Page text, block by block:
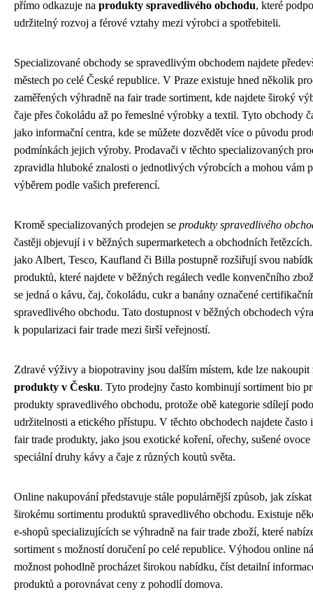
přímo odkazuje na produkty spravedlivého obchodu, které
udržitelný rozvoj a férové vztahy mezi výrobci a spotřebiteli.
Specializované obchody se spravedlivým obchodem najdete
městech po celé České republice. V Praze existuje hned několik
zaměřených výhradně na fair trade sortiment, kde najdete široký
čaje přes čokoládu až po řemeslné výrobky a textil. Tyto obchody
jako informační centra, kde se můžete dozvědět více o původu
podmínkách jejich výroby. Prodavači v těchto specializovaných
zpravidla hluboké znalosti o jednotlivých výrobcích a mohou vám
výběrem podle vašich preferencí.
Kromě specializovaných prodejen se produkty spravedlivého
častěji objevují i v běžných supermarketech a obchodních
jako Albert, Tesco, Kaufland či Billa postupně rozšiřují svou
produktů, které najdete v běžných regálech vedle konvenčního
se jedná o kávu, čaj, čokoládu, cukr a banány označené
spravedlivého obchodu. Tato dostupnost v běžných obchodech
k popularizaci fair trade mezi širší veřejností.
Zdravé výživy a biopotraviny jsou dalším místem, kde lze nakoupit
produkty v Česku. Tyto prodejny často kombinují sortiment bio
produkty spravedlivého obchodu, protože obě kategorie sdílejí
udržitelnosti a etického přístupu. V těchto obchodech najdete často
fair trade produkty, jako jsou exotické koření, ořechy, sušené ovoce
speciální druhy kávy a čaje z různých koutů světa.
Online nakupování představuje stále populárnější způsob, jak
širokému sortimentu produktů spravedlivého obchodu. Existuje
e-shopů specializujících se výhradně na fair trade zboží, které
sortiment s možností doručení po celé republice. Výhodou online
možnost pohodlně procházet širokou nabídku, číst detailní
produktů a porovnávat ceny z pohodlí domova.